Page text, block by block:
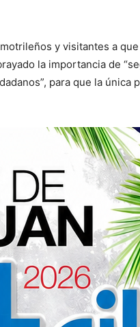
y visitantes a
la importancia de
para que la única